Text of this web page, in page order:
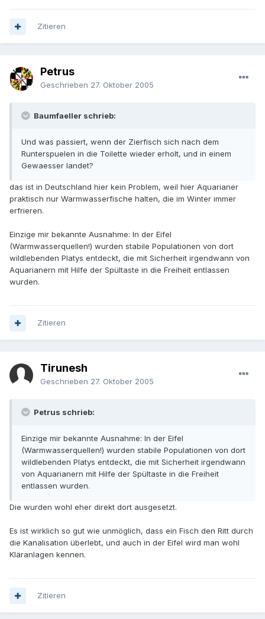
Zitieren
Petrus
Geschrieben 27. Oktober 2005
Baumfaeller schrieb:
Und was passiert, wenn der Zierfisch sich nach dem
Runterspuelen in die Toilette wieder erholt, und in einem
Gewaesser landet?
das ist in Deutschland hier kein Problem, weil hier Aquarianer
praktisch nur Warmwasserfische halten, die im Winter immer
erfrieren.
Einzige mir bekannte Ausnahme: In der Eifel
(Warmwasserquellen!) wurden stabile Populationen von dort
wildlebenden Platys entdeckt, die mit Sicherheit irgendwann von
Aquarianern mit Hilfe der Spültaste in die Freiheit entlassen
wurden.
Zitieren
Tirunesh
Geschrieben 27. Oktober 2005
Petrus schrieb:
Einzige mir bekannte Ausnahme: In der Eifel
(Warmwasserquellen!) wurden stabile Populationen von dort
wildlebenden Platys entdeckt, die mit Sicherheit irgendwann
von Aquarianern mit Hilfe der Spültaste in die Freiheit
entlassen wurden.
Die wurden wohl eher direkt dort ausgesetzt.
Es ist wirklich so gut wie unmöglich, dass ein Fisch den Ritt durch
die Kanalisation überlebt, und auch in der Eifel wird man wohl
Kläranlagen kennen.
Zitieren